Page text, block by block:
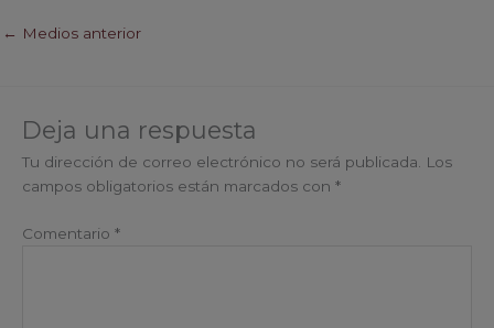
← Medios anterior
Deja una respuesta
Tu dirección de correo electrónico no será publicada. Los
campos obligatorios están marcados con *
Comentario *